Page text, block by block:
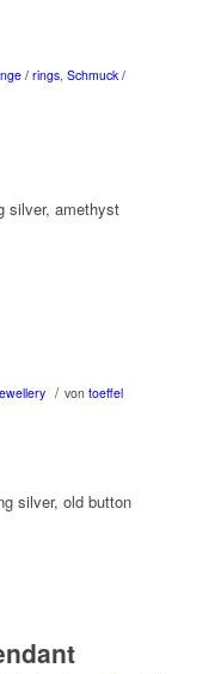
/ rings, Schmuck /
silver, amethyst
/ von toeffel
silver, old button